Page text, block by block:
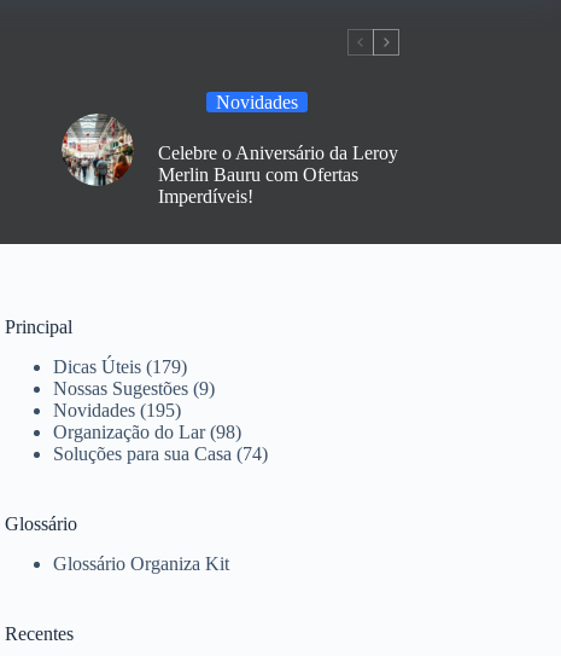
Novidades
Celebre o Aniversário da Leroy
Merlin Bauru com Ofertas
Imperdíveis!
Principal
Dicas Úteis (179)
Nossas Sugestões (9)
Novidades (195)
Organização do Lar(98)
Soluções para sua Casa (74)
Glossário
Glossário Organiza Kit
Recentes